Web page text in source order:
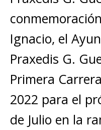
A
p
p
b
o
o
k
n
g
e
r
p
ar
ti
r
Ignacio, el
Praxedis G.
Primera
2022 para el
de Julio en la